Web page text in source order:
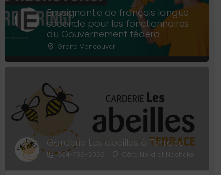
Enseignant·e de français langue
seconde pour les fonctionnaires
du Gouvernement fédéra
Grand Vancouver
Garderie Les abeilles à Terrace
604-736-5056 Côte Nord et Nechako